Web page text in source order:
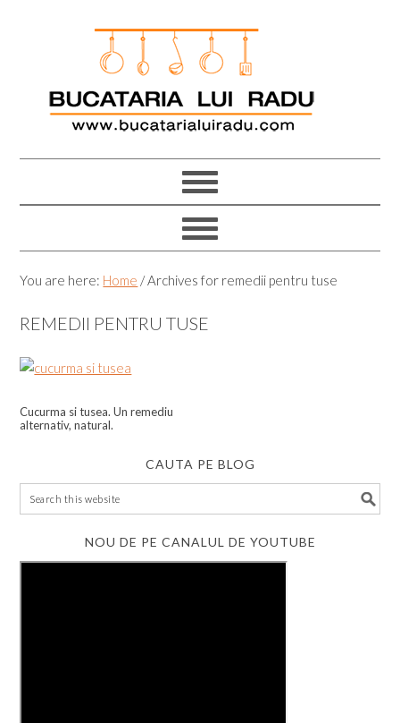
You are here: Home /Archives for remedii pentru tuse
REMEDII PENTRU TUSE
Cucurma si tusea. Un remediu
alternativ, natural.
CAUTA PE BLOG
NOU DE PE CANALUL DE YOUTUBE